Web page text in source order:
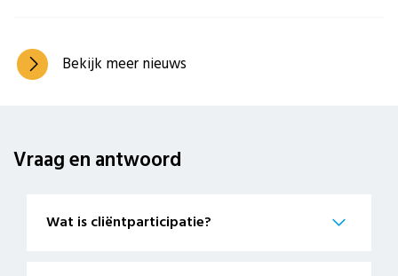
Bekijk meer nieuws
Vraag enantwoord
Wat is cliëntparticipatie?